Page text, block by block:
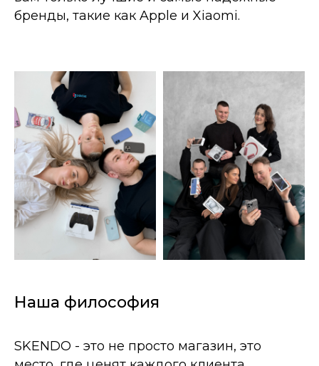
бренды, такие как Apple и Xiaomi.
Наша философия
SKENDO - это не просто магазин, это